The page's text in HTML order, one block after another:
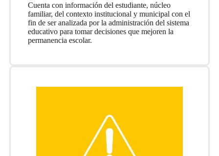
Cuenta con información del estudiante, núcleo
familiar, del contexto institucional y municipal con el
fin de ser analizada por la administración del sistema
educativo para tomar decisiones que mejoren la
permanencia escolar.